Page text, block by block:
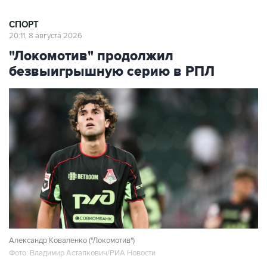
СПОРТ
20:11, 8 августа 2026
"Локомотив" продолжил
безвыигрышную серию в РПЛ
Александр Коваленко ("Локомотив")
Фото: Владимир Астапкович/РИА Новости